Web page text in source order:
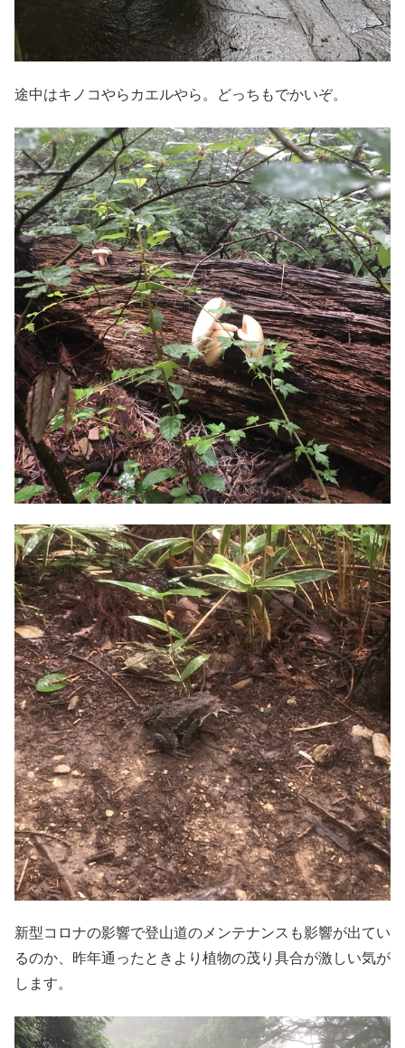
途中はキノコやらカエルやら。どっちもでかいぞ。
新型コロナの影響で登山道のメンテナンスも影響が出てい
るのか、昨年通ったときより植物の茂り具合が激しい気が
します。